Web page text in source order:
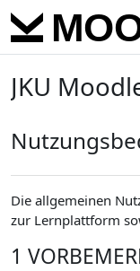
Skip to main content
JKU
Die allgemeinen
zur Lernplattform
1